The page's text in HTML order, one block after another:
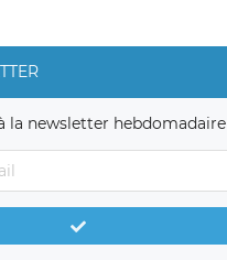
la newsletter hebdomadaire